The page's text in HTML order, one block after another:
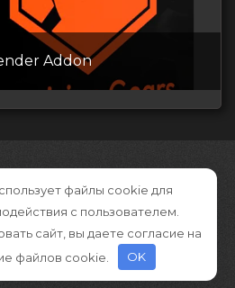
Addon
файлы cookie для
с пользователем.
сайт, вы даете согласие на
файлов cookie.
OK